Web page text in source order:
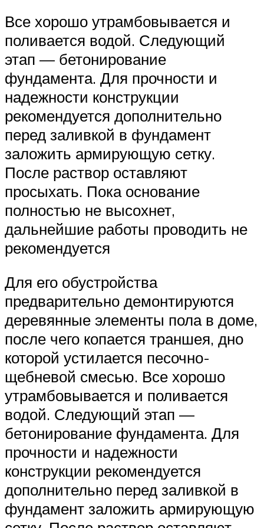
Все хорошо утрамбовывается и
поливается водой. Следующий
этап — бетонирование
фундамента. Для прочности и
надежности конструкции
рекомендуется дополнительно
перед заливкой в фундамент
заложить армирующую сетку.
После раствор оставляют
просыхать. Пока основание
полностью не высохнет,
дальнейшие работы проводить не
рекомендуется
Для его обустройства
предварительно демонтируются
деревянные элементы пола в доме,
после чего копается траншея, дно
которой устилается песочно-
щебневой смесью. Все хорошо
утрамбовывается и поливается
водой. Следующий этап —
бетонирование фундамента. Для
прочности и надежности
конструкции рекомендуется
дополнительно перед заливкой в
фундамент заложить армирующую